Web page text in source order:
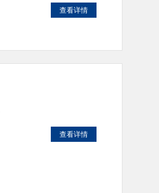
查看详情
查看详情